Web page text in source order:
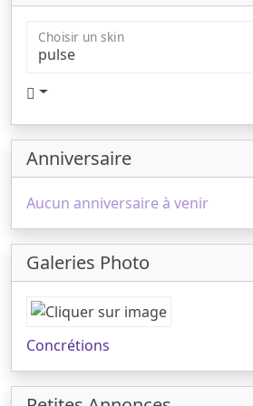
Choisir un skin
Anniversaire
Aucun anniversaire à venir
Galeries Photo
Concrétions